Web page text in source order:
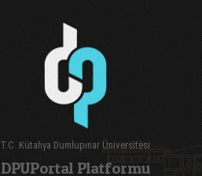
T.C. Kütahya Dumlupınar Üniversitesi
DPUPortal Platformu